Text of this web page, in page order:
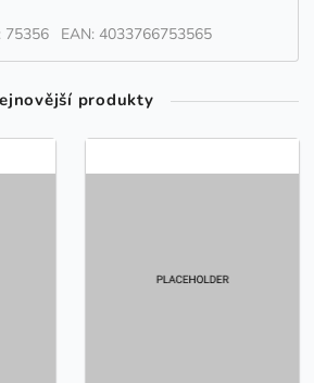
75356 EAN: 4033766753565
produkty